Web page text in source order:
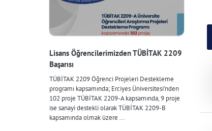
Lisans Öğrencilerimizden TÜBİTAK 2209
Başarısı
TÜBİTAK 2209 Öğrenci Projeleri Destekleme
programı kapsamında; Erciyes Üniversitesi’nden
102 proje TÜBİTAK 2209-A kapsamında, 9 proje
ise sanayi destekli olarak TÜBİTAK 2209-B
kapsamında olmak üzere ...